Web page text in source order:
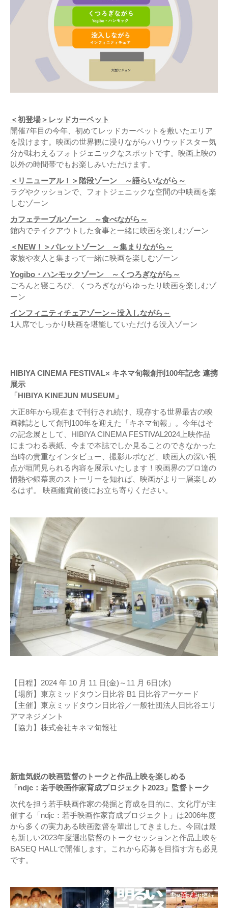
＜初登場＞レッドカーペット
開催7年目の今年、初めてレッドカーペットを敷いたエリア
を設けます。映画の世界観に浸りながらハリウッドスター気
分が味わえるフォトジェニックなスポットです。映画上映の
以外の時間帯でもお楽しみいただけます。
＜リニューアル！＞階段ゾーン ～語らいながら～
ラグやクッションで、フォトジェニックな空間の中映画を楽
しむゾーン
カフェテーブルゾーン ～食べながら～
館内でテイクアウトした食事と一緒に映画を楽しむゾーン
＜NEW！＞パレットゾーン ～集まりながら～
家族や友人と集まって一緒に映画を楽しむゾーン
Yogibo・ハンモックゾーン ～くつろぎながら～
ごろんと寝ころび、くつろぎながらゆったり映画を楽しむゾ
ーン
インフィニティチェアゾーン～没入しながら～
1人席でしっかり映画を堪能していただける没入ゾーン
HIBIYA CINEMA FESTIVAL× キネマ旬報創刊100年記念 連携
展示
「HIBIYA KINEJUN MUSEUM」
大正8年から現在まで刊行され続け、現存する世界最古の映
画雑誌として創刊100年を迎えた「キネマ旬報」。今年はそ
の記念展として、HIBIYA CINEMA FESTIVAL2024上映作品
にまつわる表紙、今まで本誌でしか見ることのできなかった
当時の貴重なインタビュー、撮影ルポなど、映画人の深い視
点が垣間見られる内容を展示いたします！映画界のプロ達の
情熱や銀幕裏のストーリーを知れば、映画がより一層楽しめ
るはず。 映画鑑賞前後にお立ち寄りください。
【日程】2024 年 10 月 11 日(金)～11 月 6日(水)
【場所】東京ミッドタウン日比谷 B1 日比谷アーケード
【主催】東京ミッドタウン日比谷／一般社団法人日比谷エリ
アマネジメント
【協力】株式会社キネマ旬報社
新進気鋭の映画監督のトークと作品上映を楽しめる
「ndjc：若手映画作家育成プロジェクト2023」監督トーク
次代を担う若手映画作家の発掘と育成を目的に、文化庁が主
催する「ndjc：若手映画作家育成プロジェクト」は2006年度
から多くの実力ある映画監督を輩出してきました。今回は最
も新しい2023年度選出監督のトークセッションと作品上映を
BASEQ HALLで開催します。これから応募を目指す方も必見
です。